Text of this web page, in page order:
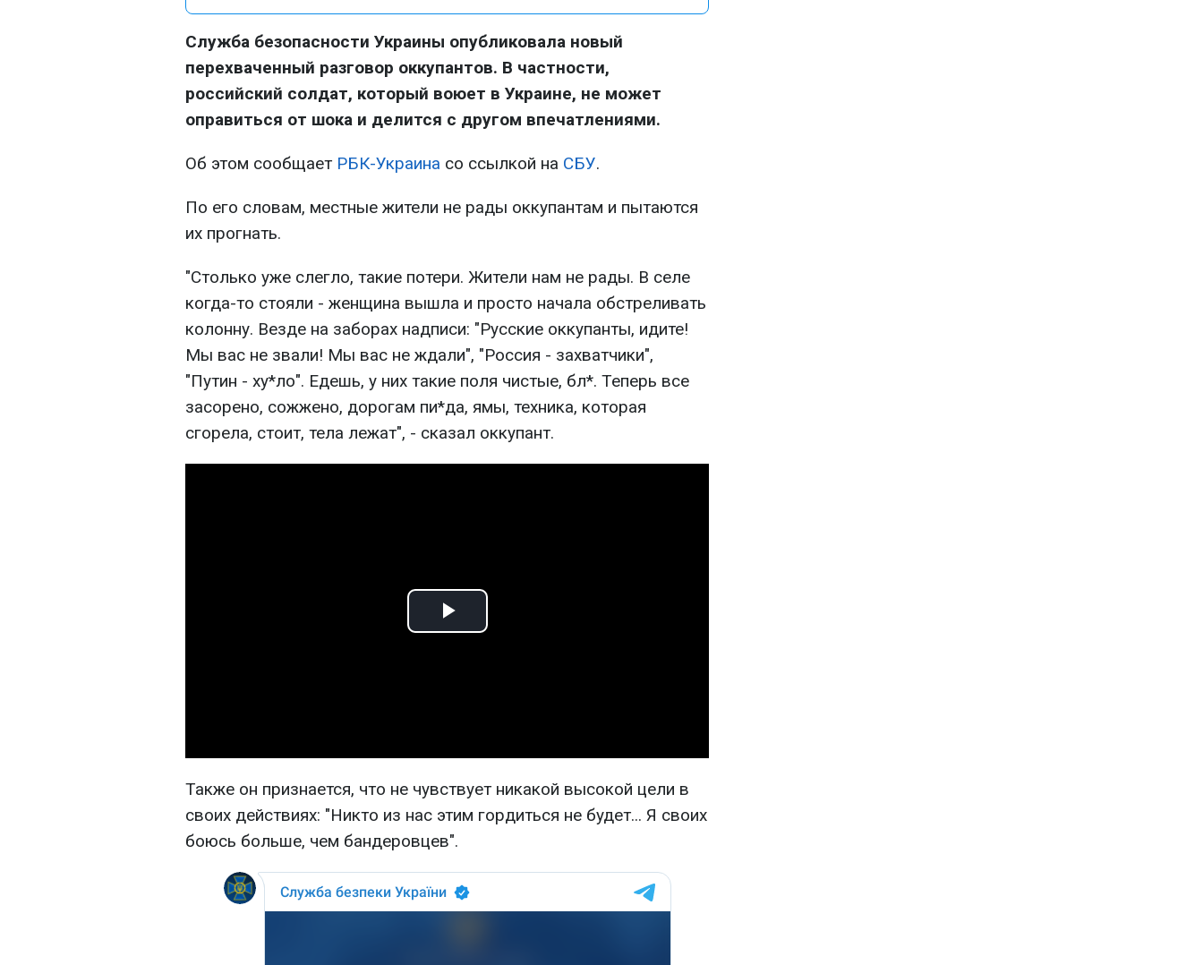
Служба безопасности Украины опубликовала новый
перехваченный разговор оккупантов. В частности,
российский солдат, который воюет в Украине, не может
оправиться от шока и делится с другом впечатлениями.
Об этом сообщает РБК-Украина со ссылкой на СБУ.
По его словам, местные жители не рады оккупантам и пытаются
их прогнать.
"Столько уже слегло, такие потери. Жители нам не рады. В селе
когда-то стояли - женщина вышла и просто начала обстреливать
колонну. Везде на заборах надписи: "Русские оккупанты, идите!
Мы вас не звали! Мы вас не ждали", "Россия - захватчики",
"Путин - ху*ло". Едешь, у них такие поля чистые, бл*. Теперь все
засорено, сожжено, дорогам пи*да, ямы, техника, которая
сгорела, стоит, тела лежат", - сказал оккупант.
Play
Также он признается, что не чувствует никакой высокой цели в
своих действиях: "Никто из нас этим гордиться не будет... Я своих
боюсь больше, чем бандеровцев".